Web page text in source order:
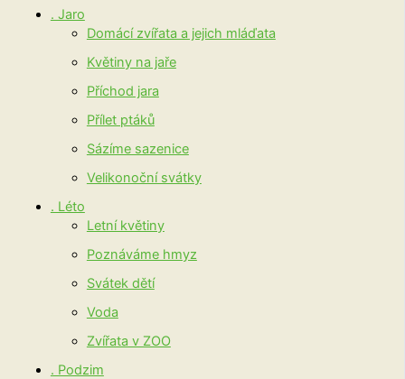
. Jaro
Domácí zvířata a jejich mláďata
Květiny na jaře
Příchod jara
Přílet ptáků
Sázíme sazenice
Velikonoční svátky
. Léto
Letní květiny
Poznáváme hmyz
Svátek dětí
Voda
Zvířata v ZOO
. Podzim